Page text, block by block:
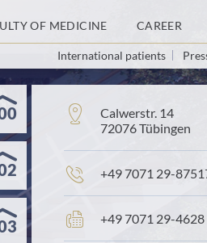
OF MEDICINE CAREER
International patients
Address:
Calwerstr. 14
72076 Tübingen
Phone
+49 7071 29-
Fax
+49 7071 29-4628